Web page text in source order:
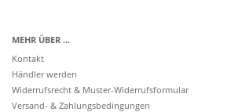
MEHR ÜBER ...
Kontakt
Händler werden
Widerrufsrecht & Muster-Widerrufsformular
Versand- & Zahlungsbedingungen